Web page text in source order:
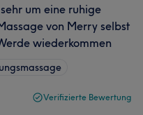
um eine ruhige
von Merry selbst
wiederkommen
Verifizierte Bewertung